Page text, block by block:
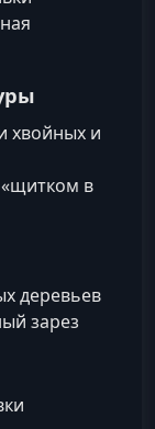
хвойных и
в
деревьев
зарез